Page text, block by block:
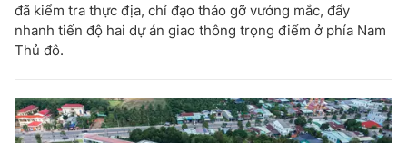
đã kiểm tra thực địa, chỉ đạo tháo gỡ vướng mắc, đẩy
nhanh tiến độ hai dự án giao thông trọng điểm ở phía Nam
Thủ đô.